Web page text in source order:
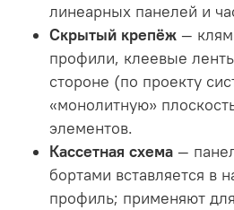
линеарных панелей и
Скрытый крепёж —
профили, клеевые
стороне (по проекту
«монолитную»
элементов.
Кассетная схема —
бортами вставляется в
профиль; применяют